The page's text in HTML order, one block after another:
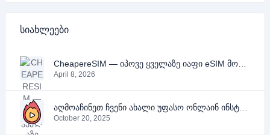
სიახლეები
April 8, 2026
October 20, 2025